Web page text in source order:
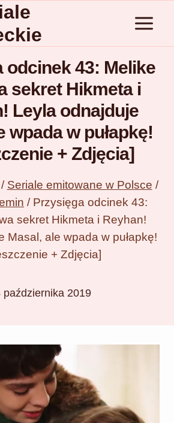
odcinek 43: Melike
sekret Hikmeta i
Leyla odnajduje
wpada w pułapkę!
+ Zdjęcia]
/ Seriale emitowane w Polsce /
/ Przysięga odcinek 43:
sekret Hikmeta i Reyhan!
Masal, ale wpada w pułapkę!
+ Zdjęcia]
października 2019